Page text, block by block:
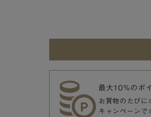
最大10％のポ
お買物のたびに
キャンペーンで